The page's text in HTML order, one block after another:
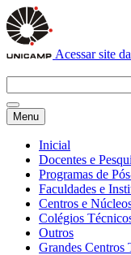
Acessar site
Menu
Inicial
Docentes e
Programas de
Faculdades e
Centros e
Colégios
Outros
Grandes Centros